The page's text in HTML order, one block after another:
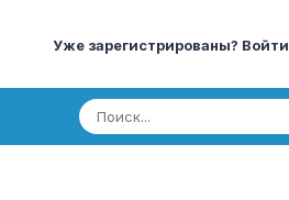
Уже зарегистрированы? Войти